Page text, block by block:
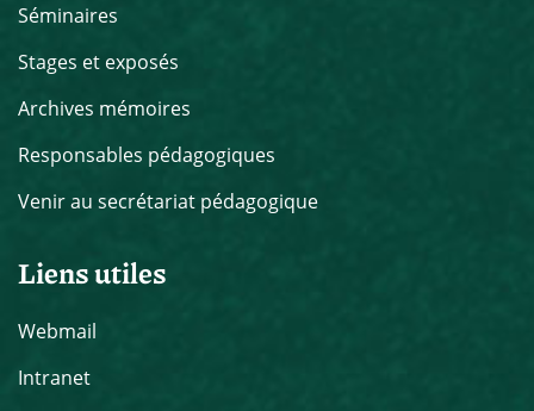
Séminaires
Stages et exposés
Archives mémoires
Responsables pédagogiques
Venir au secrétariat pédagogique
Liens utiles
Webmail
Intranet